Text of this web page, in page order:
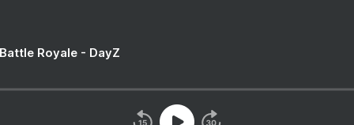
Royale - DayZ